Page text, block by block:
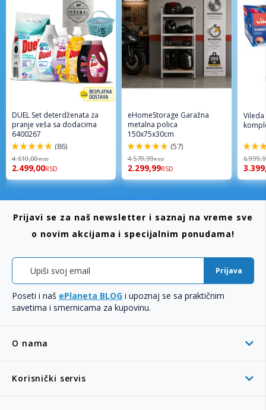
DUEL Set deterdženata za
pranje veša sa dodacima
6400267
98%
(86)
4.610,00RSD
2.499,00RSD
eHomeStorage Garažna
metalna polica
150x75x30cm
96%
(57)
4.579,99RSD
2.299,99RSD
92%
O nama
Korisnički servis
Prijavi se za naš newsletter i saznaj na vreme sve
o novim akcijama i specijalnim ponudama!
Prijava
Poseti i naš ePlaneta BLOG i upoznaj se sa praktičnim
savetima i smernicama za kupovinu.